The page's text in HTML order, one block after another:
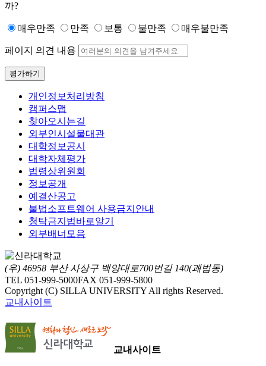
까?
매우만족 만족 보통 불만족 매우불만족
페이지 의견 내용
평가하기
개인정보처리방침
캠퍼스맵
찾아오시는길
외부인시설물대관
대학정보공시
대학자체평가
법령상위원회
정보공개
예결산공고
불법소프트웨어 사용금지안내
청탁금지법바로알기
외부배너모음
(우) 46958 부산 사상구 백양대로700번길 140(괘법동)
TEL 051-999-5000FAX 051-999-5800
Copyright (C) SILLA UNIVERSITY All rights Reserved.
교내사이트
교내사이트